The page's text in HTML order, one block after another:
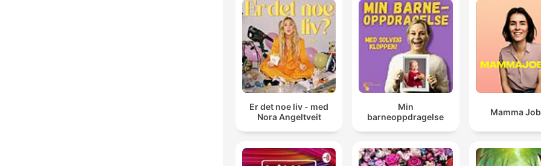
Er det noe liv - med
Nora Angeltveit
Min
barneoppdragelse
Mamma